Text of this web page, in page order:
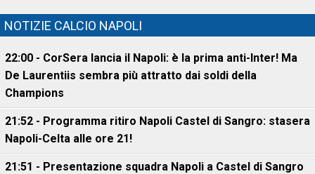
NOTIZIE CALCIO NAPOLI
22:00 - CorSera lancia il Napoli: è la prima anti-Inter! Ma
De Laurentiis sembra più attratto dai soldi della
Champions
21:52 - Programma ritiro Napoli Castel di Sangro: stasera
Napoli-Celta alle ore 21!
21:51 - Presentazione squadra Napoli a Castel di Sangro